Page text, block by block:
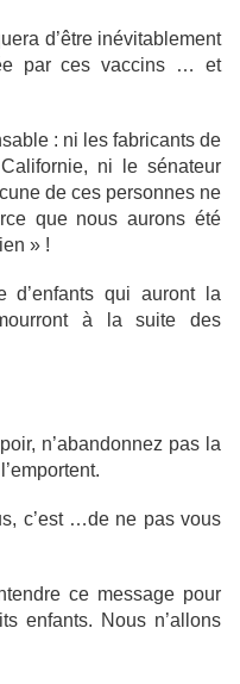
d’être inévitablement
par ces vaccins … et
: ni les fabricants de
ni le sénateur
de ces personnes ne
que nous aurons été
» !
d’enfants qui auront la
à la suite des
n’abandonnez pas la
c’est …de ne pas vous
ce message pour
enfants. Nous n’allons